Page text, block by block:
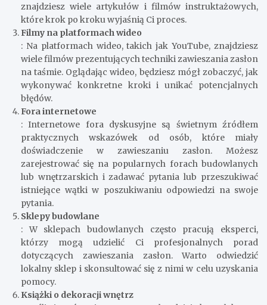
znajdziesz wiele artykułów i filmów instruktażowych,
które krok po kroku wyjaśnią Ci proces.
Filmy na platformach wideo
: Na platformach wideo, takich jak YouTube, znajdziesz
wiele filmów prezentujących techniki zawieszania zasłon
na taśmie. Oglądając wideo, będziesz mógł zobaczyć, jak
wykonywać konkretne kroki i unikać potencjalnych
błędów.
Fora internetowe
: Internetowe fora dyskusyjne są świetnym źródłem
praktycznych wskazówek od osób, które miały
doświadczenie w zawieszaniu zasłon. Możesz
zarejestrować się na popularnych forach budowlanych
lub wnętrzarskich i zadawać pytania lub przeszukiwać
istniejące wątki w poszukiwaniu odpowiedzi na swoje
pytania.
Sklepy budowlane
: W sklepach budowlanych często pracują eksperci,
którzy mogą udzielić Ci profesjonalnych porad
dotyczących zawieszania zasłon. Warto odwiedzić
lokalny sklep i skonsultować się z nimi w celu uzyskania
pomocy.
Książki o dekoracji wnętrz